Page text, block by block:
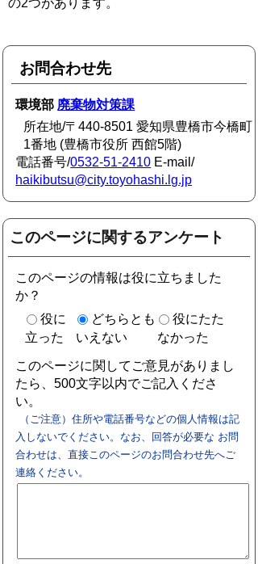
の2つがあります。
お問合わせ先
環境部 廃棄物対策課
所在地/〒440-8501 愛知県豊橋市今橋町
1番地 (豊橋市役所 西館5階)
電話番号/0532-51-2410 E-mail/
haikibutsu@city.toyohashi.lg.jp
このページに関するアンケート
このページの情報は役に立ちました
か？
役に
立った
どちらとも
いえない
役にたた
なかった
このページに関してご意見がありまし
たら、500文字以内でご記入くださ
い。
（ご注意）住所や電話番号などの個人情報は記
入しないでください。なお、回答が必要な お問
合わせは、直接このページのお問合わせ先へご
連絡ください。